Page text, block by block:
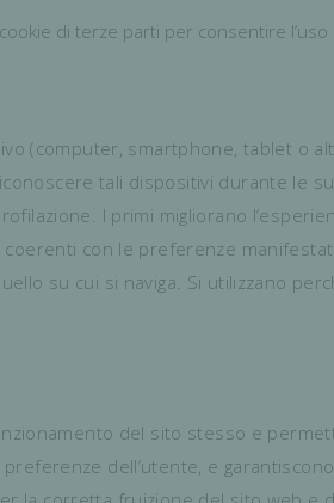
di terze parti per consentire
(computer, smartphone, tablet o
tali dispositivi durante le
I primi migliorano
con le preferenze
su cui si naviga. Si utilizzano
del sito stesso e
dell’utente, e